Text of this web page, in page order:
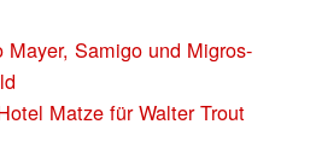
Mayer, Samigo und Migros-
Matze für Walter Trout